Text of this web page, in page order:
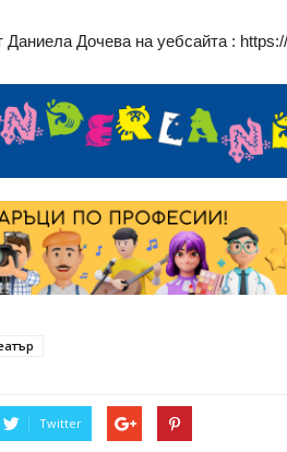
Дочева на уебсайта :
Twitter